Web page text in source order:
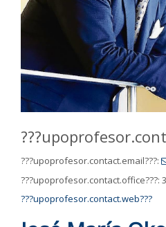
???upoprofesor.contact.email???:
???upoprofesor.contact.office???:
???upoprofesor.contact.web???